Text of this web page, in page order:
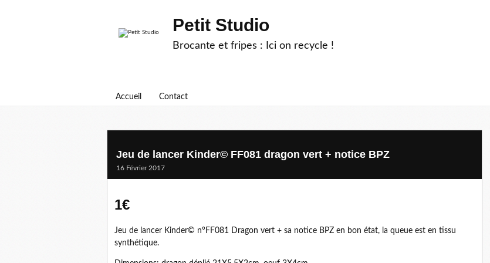
Petit Studio
Brocante et fripes : Ici on recycle !
Accueil Contact
Jeu de lancer Kinder© FF081 dragon vert + notice BPZ
16 Février 2017
1€
Jeu de lancer Kinder© n°FF081 Dragon vert + sa notice BPZ en bon état, la queue est en tissu
synthétique.